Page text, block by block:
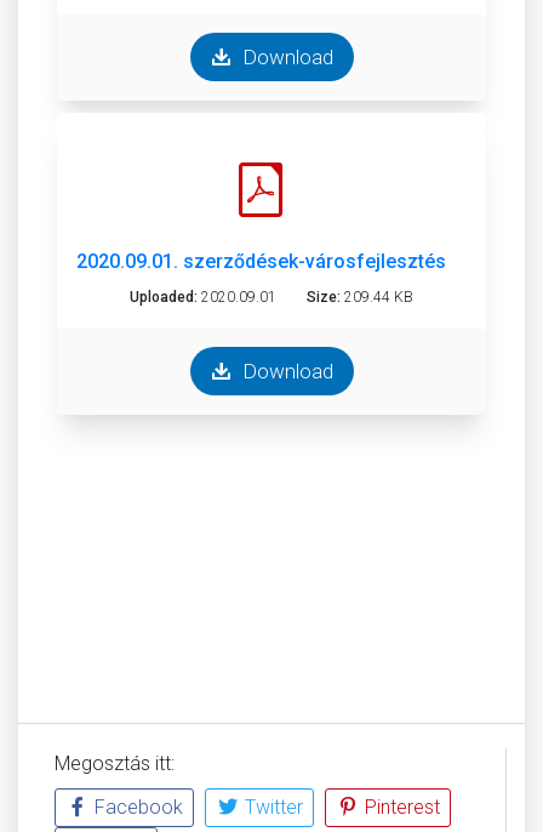
Download
2020.09.01. szerződések-városfejlesztési és
Uploaded: 2020.09.01 Size: 209.44 KB
Download
Megosztás itt:
Facebook
Twitter
Pinterest